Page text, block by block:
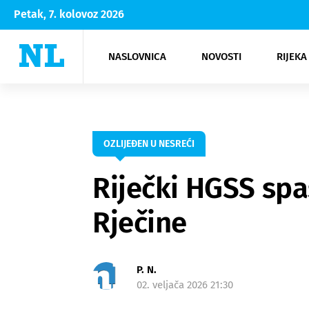
Petak, 7. kolovoz 2026
NASLOVNICA NOVOSTI
Rijeka Opatija
NK
Moda
Kultura
OZLIJEĐEN U NESREĆI
Riječki HGSS
Rječine
P. N.
02. veljača 2026 21:30